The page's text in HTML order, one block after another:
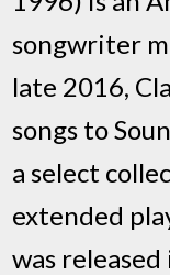
songwriter
late 2016,
songs to
a select
extended
was